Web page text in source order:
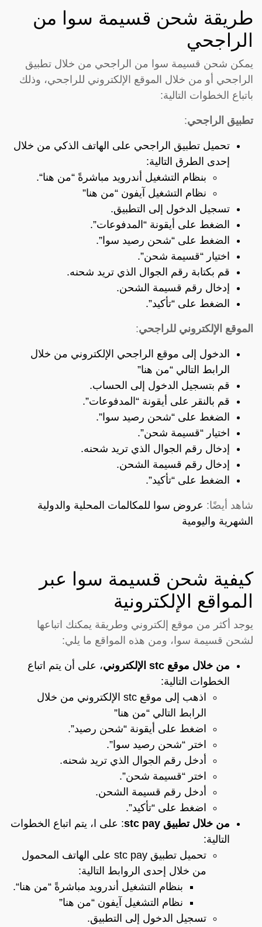
طريقة شحن قسيمة سوا من
الراجحي
يمكن شحن قسيمة سوا من الراجحي من خلال تطبيق
الراجحي أو من خلال الموقع الإلكتروني للراجحي، وذلك
باتباع الخطوات التالية:
تطبيق الراجحي:
تحميل تطبيق الراجحي على الهاتف الذكي من خلال
إحدى الطرق التالية:
بنظام التشغيل أندرويد مباشرةً “من هنا“.
نظام التشغيل آيفون “من هنا”
تسجيل الدخول إلى التطبيق.
الضغط على أيقونة “المدفوعات”.
الضغط على “شحن رصيد سوا”.
اختيار “قسيمة شحن”.
قم بكتابة رقم الجوال الذي تريد شحنه.
إدخال رقم قسيمة الشحن.
الضغط على “تأكيد”.
الموقع الإلكتروني للراجحي:
الدخول إلى موقع الراجحي الإلكتروني من خلال
الرابط التالي “من هنا”
قم بتسجيل الدخول إلى الحساب.
قم بالنقر على أيقونة “المدفوعات”.
الضغط على “شحن رصيد سوا”.
اختيار “قسيمة شحن”.
إدخال رقم الجوال الذي تريد شحنه.
إدخال رقم قسيمة الشحن.
الضغط على “تأكيد”.
شاهد أيضًا: عروض سوا للمكالمات المحلية والدولية
الشهرية واليومية
كيفية شحن قسيمة سوا عبر
المواقع الإلكترونية
يوجد أكثر من موقع إلكتروني وطريقة يمكنك اتباعها
لشحن قسيمة سوا، ومن هذه المواقع ما يلي:
من خلال موقع stc الإلكتروني
، على أن يتم اتباع
الخطوات التالية:
اذهب إلى موقع stc الإلكتروني من خلال
الرابط التالي “من هنا”
اضغط على أيقونة “شحن رصيد”.
اختر “شحن رصيد سوا”.
أدخل رقم الجوال الذي تريد شحنه.
اختر “قسيمة شحن”.
أدخل رقم قسيمة الشحن.
اضغط على “تأكيد”.
من خلال تطبيق stc pay
: على ا، يتم اتباع الخطوات
التالية:
تحميل تطبيق stc pay على الهاتف المحمول
من خلال إحدى الروابط التالية:
بنظام التشغيل أندرويد مباشرةً “من هنا“.
نظام التشغيل آيفون “من هنا”
تسجيل الدخول إلى التطبيق.